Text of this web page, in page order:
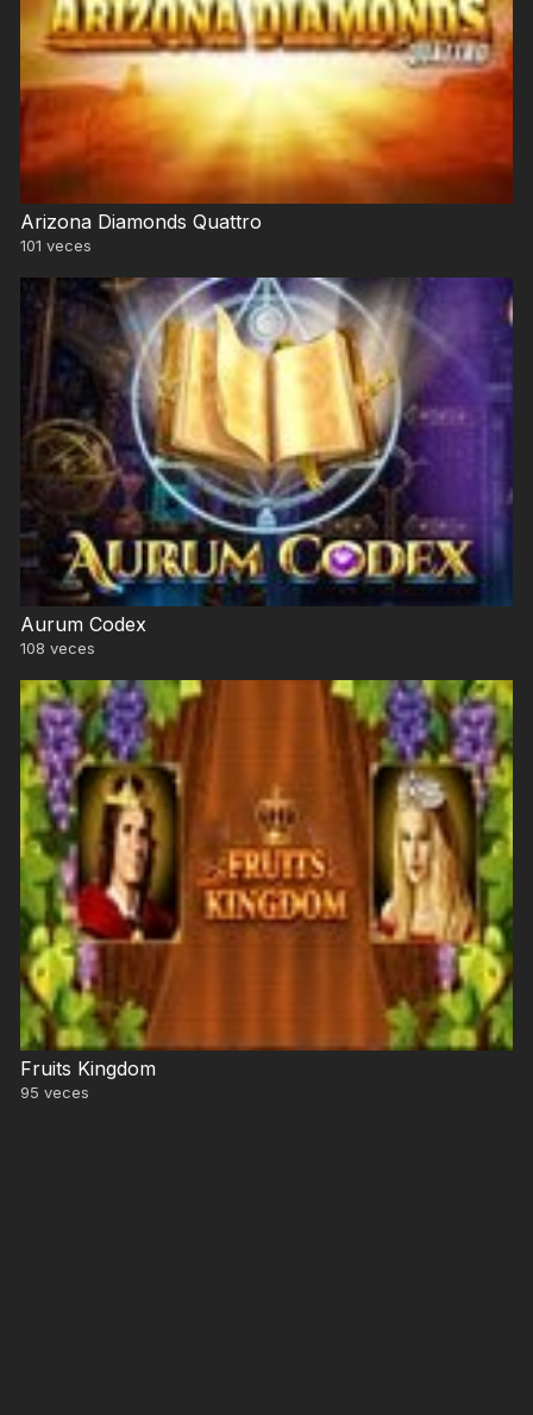
Arizona Diamonds Quattro
101 veces
Aurum Codex
108 veces
Fruits Kingdom
95 veces